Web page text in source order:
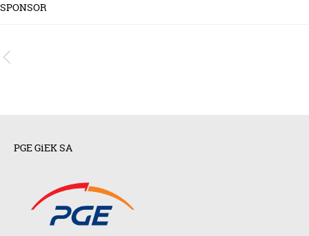
SPONSOR
PGE GiEK SA